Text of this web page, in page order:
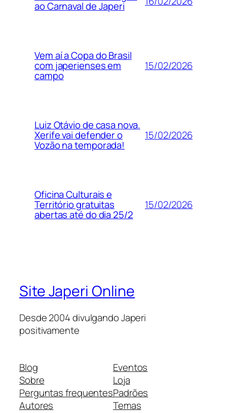
ao Carnaval de Japeri
Vem aí a Copa do Brasil
com japerienses em
campo
15/02/2026
Luiz Otávio de casa nova.
Xerife vai defender o
Vozão na temporada!
15/02/2026
Oficina Culturais e
Território gratuitas
abertas até do dia 25/2
15/02/2026
Site Japeri Online
Desde 2004 divulgando Japeri
positivamente
Blog
Sobre
Perguntas frequentes
Autores
Eventos
Loja
Padrões
Temas